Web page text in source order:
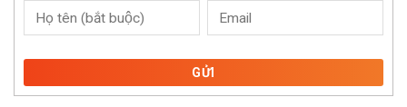
GỬI